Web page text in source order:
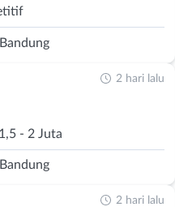
1,5 - 2 Juta
2 hari lalu
2 hari lalu